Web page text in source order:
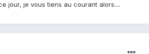
jour, je vous tiens au courant alors....